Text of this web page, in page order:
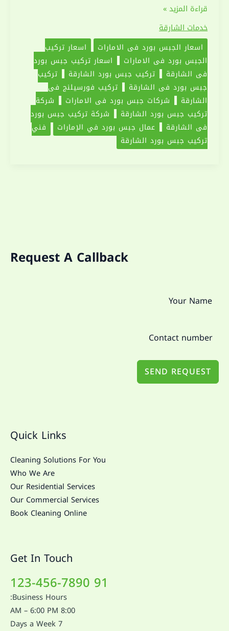
تركيب
جبس
بورد
في
الشارقة
|0551030094
|
تركيب
اسقف
معلقة
قراءة المزيد »
خدمات الشارقة
اسعار الجبس بورد في الامارات
اسعار تركيب
الجبس بورد في الامارات
اسعار تركيب جبس بورد
في الشارقة
تركيب جبس بورد الشارقة
تركيب
جبس بورد في الشارقة
تركيب فورسيلنج في
الشارقة
شركات جبس بورد في الامارات
شركة
تركيب جبس بورد الشارقة
شركة تركيب جبس بورد
في الشارقة
عمال جبس بورد في الإمارات
فني
تركيب جبس بورد الشارقة
Request A Callback
SEND REQUEST
Quick Links
Cleaning Solutions For You
Who We Are
Our Residential Services
Our Commercial Services
Book Cleaning Online
Get In Touch
91 123-456-7890
Business Hours:
8:00 AM – 6:00 PM
7 Days a Week